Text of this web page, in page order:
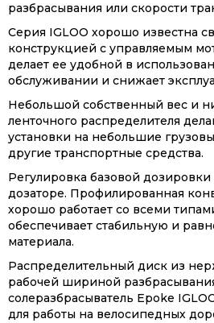
разбрасывания или скорости
Серия IGLOO хорошо известна
конструкцией с управляемым
делает ее удобной в
обслуживании и снижает
Небольшой собственный вес и
ленточного распределителя
установки на небольшие
другие транспортные средства.
Регулировка базовой дозировки
дозаторе. Профилированная
хорошо работает со всеми
обеспечивает стабильную и
материала.
Распределительный диск из
рабочей шириной
солеразбрасыватель Epoke
для работы на велосипедных